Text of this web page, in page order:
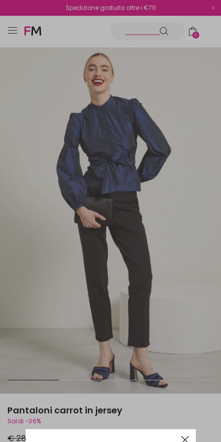
Reso facile e veloce
Spedizione gratuita oltre i €70
0
Pantaloni carrot in jersey
Saldi -36%
Prezzo
€ 28,00